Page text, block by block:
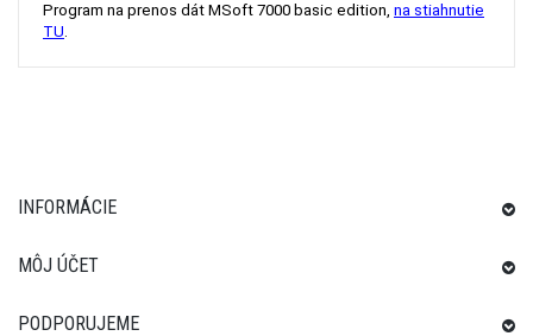
Program na prenos dát MSoft 7000 basic edition, na stiahnutie
TU.
INFORMÁCIE
MÔJ ÚČET
PODPORUJEME